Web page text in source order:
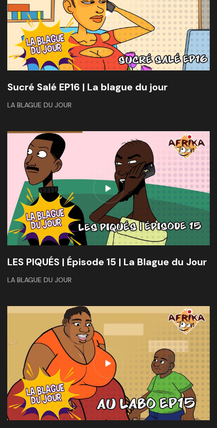
Sucré Salé EP16 | La blague du jour
LA BLAGUE DU JOUR
LES PIQUÉS | Épisode 15 | La Blague du Jour
LA BLAGUE DU JOUR